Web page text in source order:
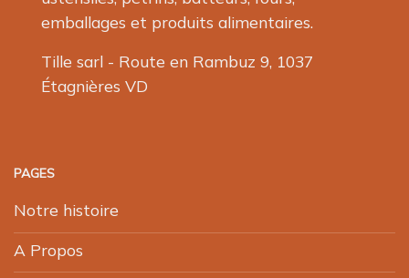
emballages et produits alimentaires.
Tille sarl - Route en Rambuz 9, 1037
Étagnières VD
PAGES
Notre histoire
A Propos